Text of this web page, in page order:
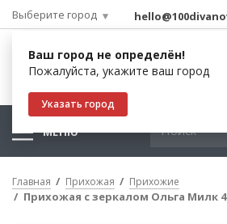
Выберите город
Ваш город не определён!
Пожалуйста, укажите ваш город
Указать город
МЕНЮ
Главная Прихожая Прихожие
Прихожая с зеркалом Ольга Милк 4